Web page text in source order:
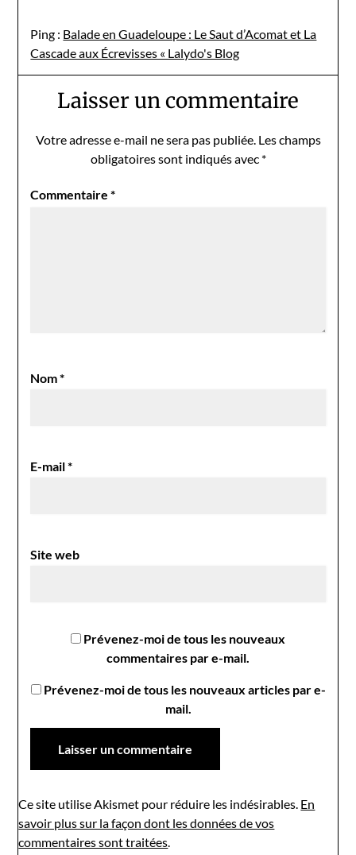
Ping : Balade en Guadeloupe : Le Saut d’Acomat et La
Cascade aux Écrevisses « Lalydo's Blog
Laisser un commentaire
Votre adresse e-mail ne sera pas publiée. Les champs
obligatoires sont indiqués avec *
Commentaire*
Nom*
E-mail*
Site web
Prévenez-moi de tous les nouveaux
commentaires par e-mail.
Prévenez-moi de tous les nouveaux articles par e-
mail.
Ce site utilise Akismet pour réduire les indésirables. En
savoir plus sur la façon dont les données de vos
commentaires sont traitées.